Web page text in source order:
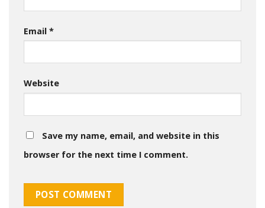
Email *
Website
Save my name, email, and website in this
browser for the next time I comment.